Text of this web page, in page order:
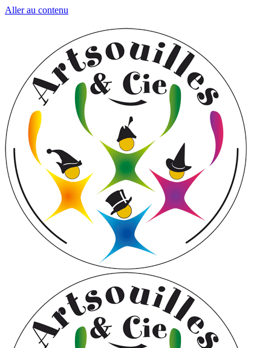
Aller au contenu